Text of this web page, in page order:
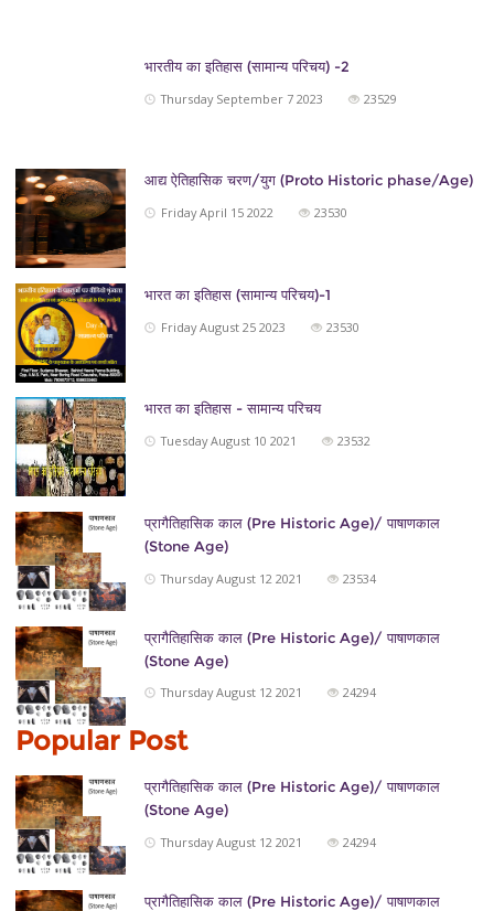
भारतीय का इतिहास (सामान्य परिचय) -2
Thursday September 7 2023
23529
आद्य ऐतिहासिक चरण/युग (Proto Historic phase/Age)
Friday April 15 2022
23530
भारत का इतिहास (सामान्य परिचय)-1
Friday August 25 2023
23530
भारत का इतिहास - सामान्य परिचय
Tuesday August 10 2021
23532
प्रागैतिहासिक काल (Pre Historic Age)/ पाषाणकाल
(Stone Age)
Thursday August 12 2021
23534
प्रागैतिहासिक काल (Pre Historic Age)/ पाषाणकाल
(Stone Age)
Thursday August 12 2021
24294
Popular Post
प्रागैतिहासिक काल (Pre Historic Age)/ पाषाणकाल
(Stone Age)
Thursday August 12 2021
24294
प्रागैतिहासिक काल (Pre Historic Age)/ पाषाणकाल